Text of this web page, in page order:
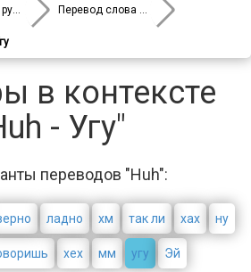
Английский - русский Перевод слова
Huh
в контексте
- Угу"
переводов "Huh":
ладно хм так ли хах ну
хех мм угу Эй